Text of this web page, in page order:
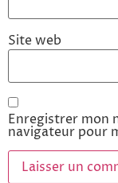
Site web
Enregistrer mon
navigateur pour